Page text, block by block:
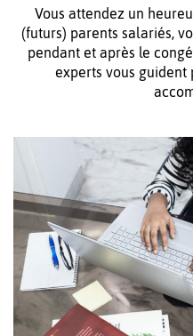
Vous attendez un
(futurs) parents salariés,
pendant et après le
experts vous guident